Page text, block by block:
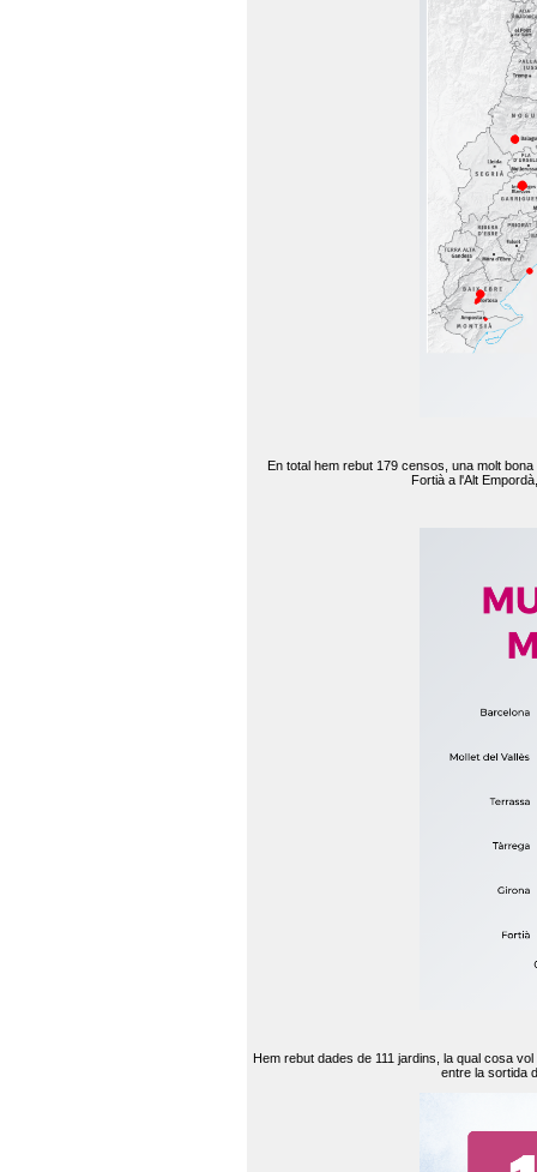
En total hem rebut 179 censos, una molt
Fortià a l'Alt
Hem rebut dades de 111 jardins, la qual cosa
entre la sortida